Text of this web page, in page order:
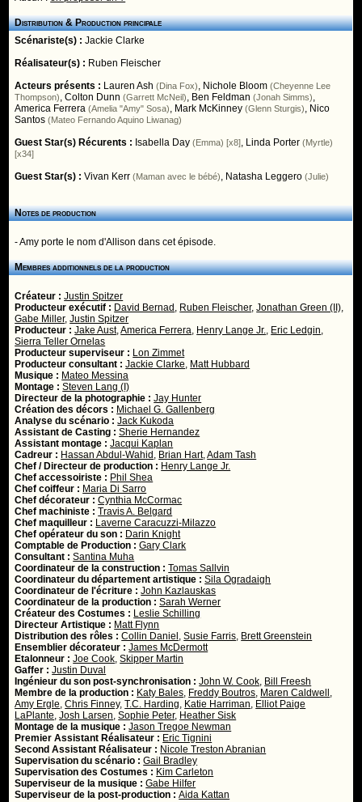
Distribution & Production principale
Scénariste(s) :Jackie Clarke
Réalisateur(s) : Ruben Fleischer
Acteurs présents : Lauren Ash (Dina Fox), Nichole Bloom (Cheyenne Lee
Thompson),Colton Dunn (Garrett McNeil), Ben Feldman (Jonah Simms),
America Ferrera (Amelia "Amy" Sosa), Mark McKinney (Glenn Sturgis), Nico
Santos (Mateo Fernando Aquino Liwanag)
Guest Star(s) Récurents : Isabella Day (Emma) [x8], Linda Porter (Myrtle)
[x34]
Guest Star(s) :Vivan Kerr (Maman avec le bébé), Natasha Leggero (Julie)
Notes de production
- Amy porte le nom d'Allison dans cet épisode.
Membres additionnels de la production
Créateur :Justin Spitzer
Producteur exécutif : David Bernad , Ruben Fleischer,Jonathan Green (II),
Gabe Miller,Justin Spitzer
Producteur :Jake Aust,America Ferrera, Henry Lange Jr., Eric Ledgin,
Sierra Teller Ornelas
Producteur superviseur : Lon Zimmet
Producteur consultant :Jackie Clarke, Matt Hubbard
Musique : Mateo Messina
Montage :Steven Lang (I)
Directeur de la photographie :Jay Hunter
Création des décors : Michael G. Gallenberg
Analyse du scénario :Jack Kukoda
Assistant de Casting :Sherie Hernandez
Assistant montage :Jacqui Kaplan
Cadreur : Hassan Abdul-Wahid , Brian Hart,Adam Tash
Chef / Directeur de production : Henry Lange Jr.
Chef accessoiriste : Phil Shea
Chef coiffeur : Maria Di Sarro
Chef décorateur :Cynthia McCormac
Chef machiniste :Travis A. Belgard
Chef maquilleur : Laverne Caracuzzi-Milazzo
Chef opérateur du son : Darin Knight
Comptable de Production :Gary Clark
Consultant :Santina Muha
Coordinateur de la construction :Tomas Sallvin
Coordinateur du département artistique :Sila Ogradaigh
Coordinateur de l'écriture :John Kazlauskas
Coordinateur de la production :Sarah Werner
Créateur des Costumes : Leslie Schilling
Directeur Artistique : Matt Flynn
Distribution des rôles :Collin Daniel ,Susie Farris, Brett Greenstein
Ensemblier décorateur :James McDermott
Etalonneur :Joe Cook,Skipper Martin
Gaffer :Justin Duval
Ingénieur du son post-synchronisation :John W. Cook, Bill Freesh
Membre de la production : Katy Bales, Freddy Boutros, Maren Caldwell ,
Amy Ergle,Chris Finney,T.C. Harding, Katie Harriman, Elliot Paige
LaPlante,Josh Larsen,Sophie Peter, Heather Sisk
Montage de la musique :Jason Tregoe Newman
Premier Assistant Réalisateur : Eric Tignini
Second Assistant Réalisateur : Nicole Treston Abranian
Supervisation du scénario :Gail Bradley
Supervisation des Costumes : Kim Carleton
Superviseur de la musique :Gabe Hilfer
Superviseur de la post-production :Aida Kattan